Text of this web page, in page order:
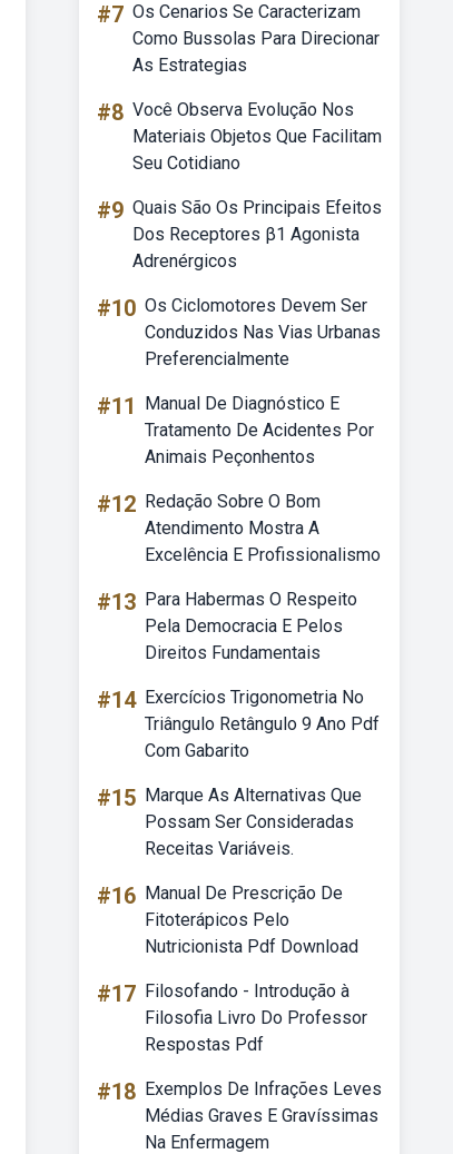
#7 Os Cenarios Se Caracterizam
Como Bussolas Para Direcionar
As Estrategias
#8 Você Observa Evolução Nos
Materiais Objetos Que Facilitam
Seu Cotidiano
#9 Quais São Os Principais Efeitos
Dos Receptores β1 Agonista
Adrenérgicos
#10 Os Ciclomotores Devem Ser
Conduzidos Nas Vias Urbanas
Preferencialmente
#11
Manual De Diagnóstico E
Tratamento De Acidentes Por
Animais Peçonhentos
#12 Redação Sobre O Bom
Atendimento Mostra A
Excelência E Profissionalismo
#13 Para Habermas O Respeito
Pela Democracia E Pelos
Direitos Fundamentais
#14 Exercícios Trigonometria No
Triângulo Retângulo 9 Ano Pdf
Com Gabarito
#15 Marque As Alternativas Que
Possam Ser Consideradas
Receitas Variáveis.
#16 Manual De Prescrição De
Fitoterápicos Pelo
Nutricionista Pdf Download
#17 Filosofando - Introdução à
Filosofia Livro Do Professor
Respostas Pdf
#18 Exemplos De Infrações Leves
Médias Graves E Gravíssimas
Na Enfermagem